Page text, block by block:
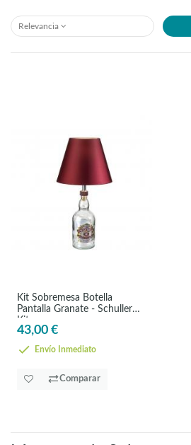
Relevancia
Kit Sobremesa Botella
Pantalla Granate - Schuller
Kit
43,00 €
Envío Inmediato
Comparar